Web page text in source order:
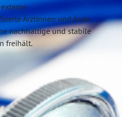
Ärztinnen und Ärzte
nachhaltige und stabile
freihält.